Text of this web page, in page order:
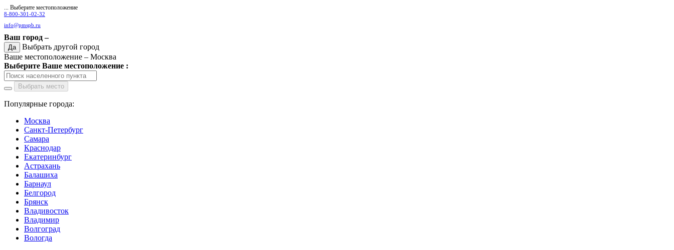
... Выберите местоположение
8-800-301-02-32
info@pmspb.ru
Ваш город –
Да
Выбрать другой город
Ваше местоположение – Москва
Выберите Ваше местоположение :
Выбрать место
Популярные города:
Москва
Санкт-Петербург
Самара
Краснодар
Екатеринбург
Астрахань
Балашиха
Барнаул
Белгород
Брянск
Владивосток
Владимир
Волгоград
Вологда